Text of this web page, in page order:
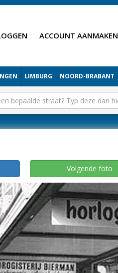
ACCOUNT AANMAKEN
LIMBURG NOORD-BRABANT
Volgende foto